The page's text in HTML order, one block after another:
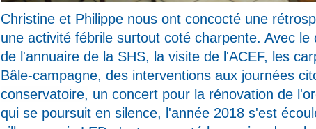
Christine et Philippe nous ont concocté une
une activité fébrile surtout coté charpente. Avec
de l'annuaire de la SHS, la visite de l'ACEF, les
Bâle-campagne, des interventions aux journées
conservatoire, un concert pour la rénovation de
qui se poursuit en silence, l'année 2018 s'est